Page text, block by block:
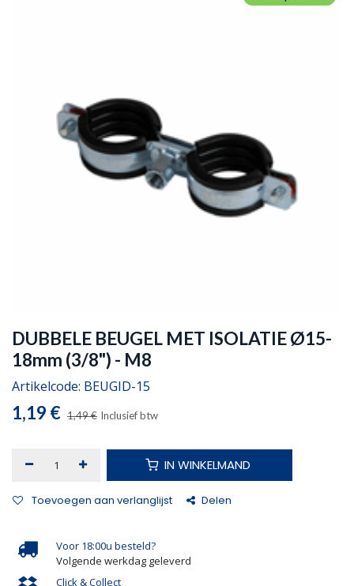
DUBBELE BEUGEL MET ISOLATIE Ø15-
18mm (3/8") - M8
Artikelcode: BEUGID-15
1,19 € 1,49€ Inclusief btw
IN WINKELMAND
Toevoegen aan verlanglijst Delen
Voor 18:00u besteld?
Volgende werkdag geleverd
Click & Collect